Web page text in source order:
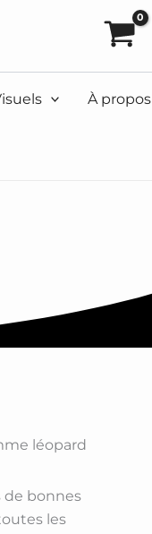
À propos
léopard
de bonnes
les